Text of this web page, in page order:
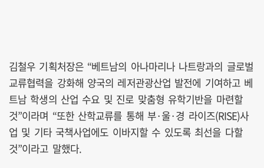
김철우 기획처장은 “베트남의 아나마리나 나트랑과의 글로벌
교류협력을 강화해 양국의 레저관광산업 발전에 기여하고 베
트남 학생의 산업 수요 및 진로 맞춤형 유학기반을 마련할
것”이라며 “또한 산학교류를 통해 부·울·경 라이즈(RISE)사
업 및 기타 국책사업에도 이바지할 수 있도록 최선을 다할
것”이라고 말했다.